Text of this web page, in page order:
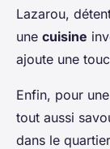
Lazarou,
une cuisine
ajoute une
Enfin, pour une
tout aussi
dans le